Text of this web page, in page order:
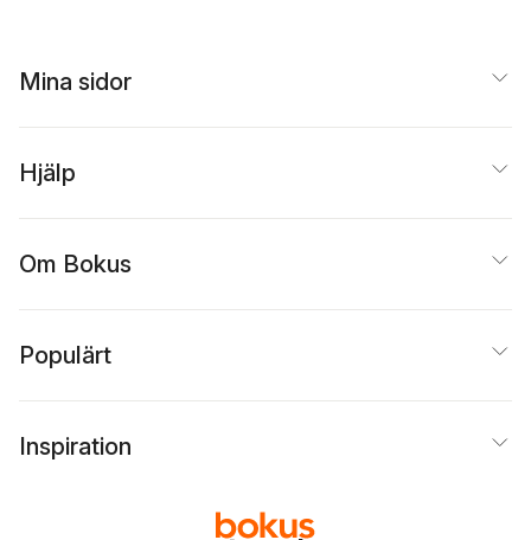
Mina sidor
Hjälp
Om Bokus
Populärt
Inspiration